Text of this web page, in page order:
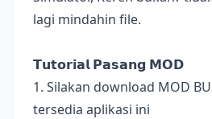
lagi mindahin file.
𝗧𝘂𝘁𝗼𝗿𝗶𝗮𝗹 𝗣𝗮𝘀𝗮𝗻𝗴 𝗠𝗢𝗗
1. Silakan download MOD
tersedia aplikasi ini